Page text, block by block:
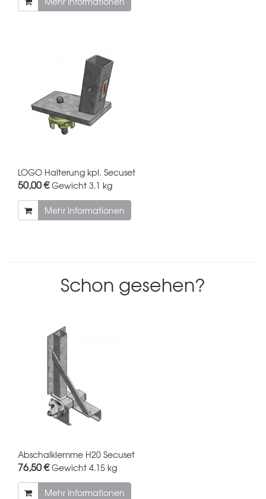
LOGO Halterung kpl. Secuset
50,00 €Gewicht 3.1 kg
Mehr Informationen
Schon gesehen?
Abschalklemme H20 Secuset
76,50 €Gewicht 4.15 kg
Mehr Informationen